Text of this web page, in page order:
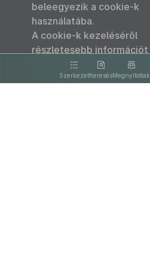
SzerkezetKeresésMegnyitottak
beleegyezik a cookie-k
használatába.
A cookie-k kezeléséről
részletesebb információt
kattintva olvashat.